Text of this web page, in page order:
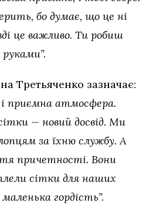
бо думає, що це ні
це важливо. Ти робиш
Третьяченко зазначає:
приємна атмосфера.
— новий досвід. Ми
за їхню службу. А
причетності. Вони
сітки для наших
маленька гордість”.